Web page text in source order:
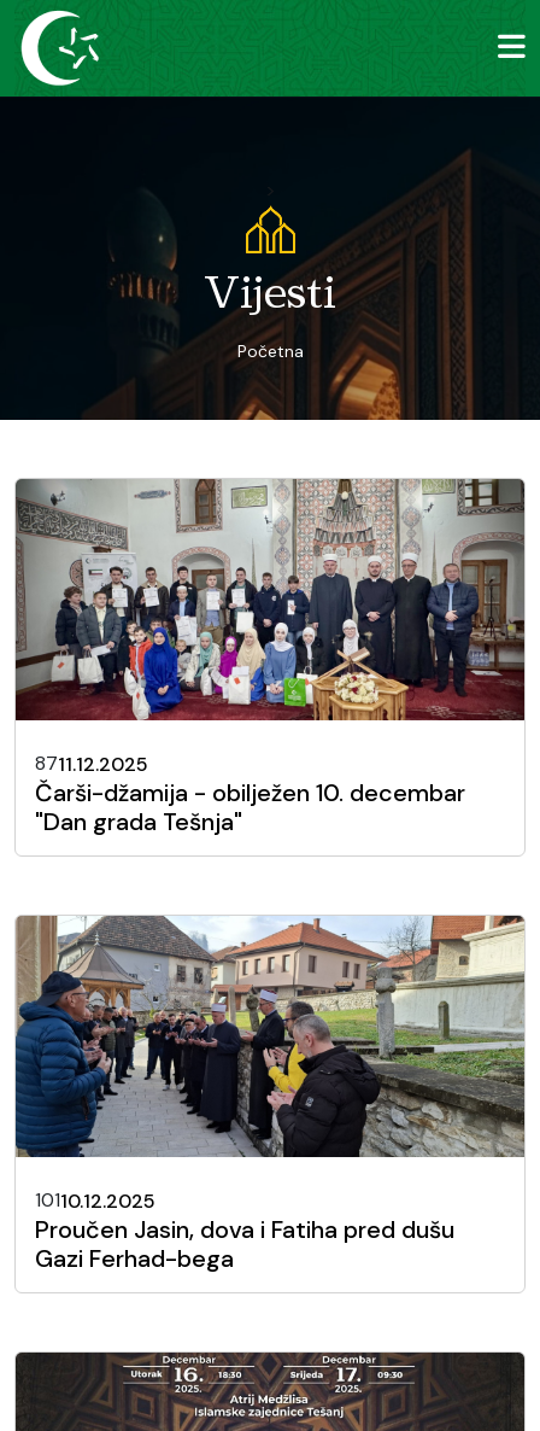
Vijesti
Početna
8711.12.2025
Čarši-džamija - obilježen 10. decembar
"Dan grada Tešnja"
10110.12.2025
Proučen Jasin, dova i Fatiha pred dušu
Gazi Ferhad-bega